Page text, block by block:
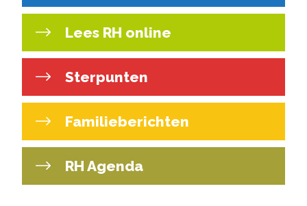
Lees RH online
Sterpunten
Familieberichten
RH Agenda